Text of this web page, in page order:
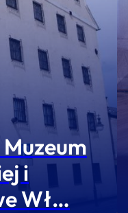
i
Wł…